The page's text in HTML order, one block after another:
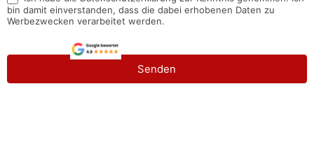
bin damit einverstanden, dass die dabei erhobenen Daten zu
Werbezwecken verarbeitet werden.
Senden